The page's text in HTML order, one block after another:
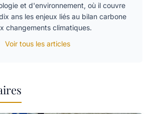
et d'environnement, où il couvre
ans les enjeux liés au bilan carbone
changements climatiques.
Voir tous les articles